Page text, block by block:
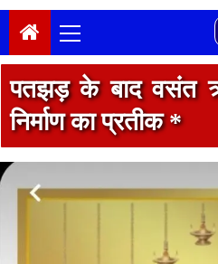
Menu
पतझड़ के बाद वसंत
निर्माण का प्रतीक *